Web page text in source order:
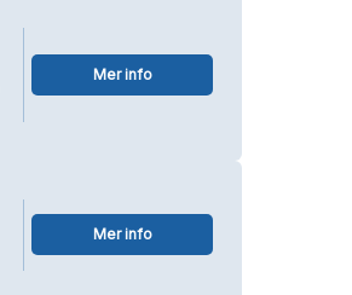
Mer info
Mer info